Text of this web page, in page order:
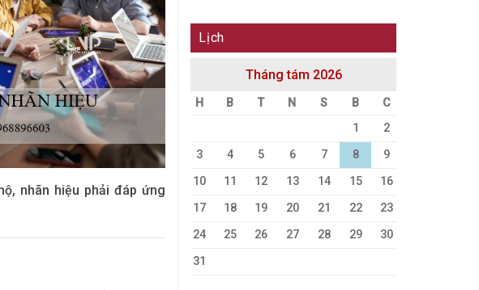
nhãn hiệu phải đáp ứng
Lịch
Tháng tám 2026
H B T N S B
C
1
2
3
4 5 6 7 8
9
10
11 12 13 14 15
16
17
18 19 20 21 22
23
24
25 26 27 28 29
30
31